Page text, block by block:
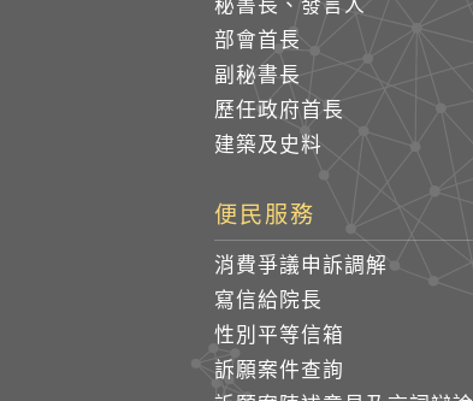
秘書長、發言人
部會首長
副秘書長
歷任政府首長
建築及史料
便民服務
消費爭議申訴調解
寫信給院長
性別平等信箱
訴願案件查詢